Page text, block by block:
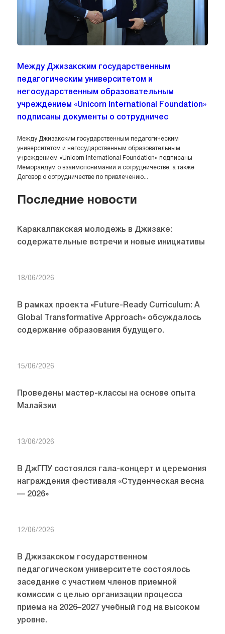
Между Джизакским государственным
педагогическим университетом и
негосударственным образовательным
учреждением «Unicorn International Foundation»
подписаны документы о сотрудничес
Между Джизакским государственным педагогическим
университетом и негосударственным образовательным
учреждением «Unicorn International Foundation» подписаны
Меморандум о взаимопонимании и сотрудничестве, а также
Договор о сотрудничестве по привлечению...
Последние новости
Каракалпакская молодежь в Джизаке:
содержательные встречи и новые инициативы
18/06/2026
В рамках проекта «Future-Ready Curriculum: A
Global Transformative Approach» обсуждалось
содержание образования будущего.
15/06/2026
Проведены мастер-классы на основе опыта
Малайзии
13/06/2026
В ДжГПУ состоялся гала-концерт и церемония
награждения фестиваля «Студенческая весна
— 2026»
12/06/2026
В Джизакском государственном
педагогическом университете состоялось
заседание с участием членов приемной
комиссии с целью организации процесса
приема на 2026–2027 учебный год на высоком
уровне.